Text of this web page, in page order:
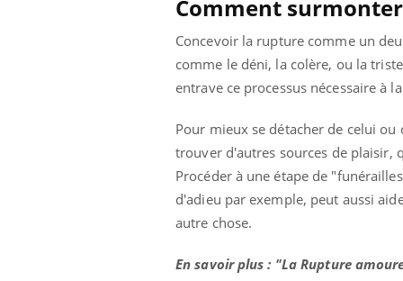
Comment
Concevoir la rupture comme un
comme le déni, la colère, ou la
entrave ce processus nécessaire à
Pour mieux se détacher de celui
trouver d'autres sources de plaisir,
Procéder à une étape de
d'adieu par exemple, peut aussi
autre chose.
En savoir plus : "La Rupture